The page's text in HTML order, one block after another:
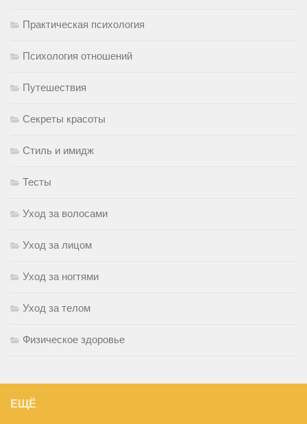
Практическая психология
Психология отношений
Путешествия
Секреты красоты
Стиль и имидж
Тесты
Уход за волосами
Уход за лицом
Уход за ногтями
Уход за телом
Физическое здоровье
ЕЩЁ